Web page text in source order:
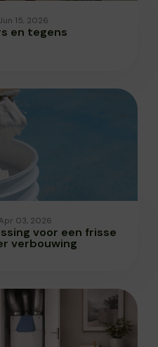
Jun 15, 2026
en tegens
Apr 03, 2026
voor een frisse
verbouwing